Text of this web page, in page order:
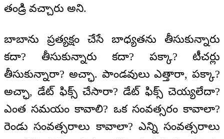
తండ్రి వచ్చారు అని.
బాబాను ప్రత్యక్షం చేసే బాధ్యతను తీసుకున్నారు
కదా? తీసుకున్నారు కదా? పక్కా? టీచర్లు
తీసుకున్నారా? అచ్ఛా. పాండవులు ఎత్తారా, పక్కా?
అచ్ఛా, డేట్‌ ఫిక్స్‌ చేసారా? డేట్‌ ఫిక్స్‌ చెయ్యలేదా?
ఎంత సమయం కావాలి? ఒక సంవత్సరం కావాలా?
రెండు సంవత్సరాలు కావాలా? ఎన్ని సంవత్సరాలు